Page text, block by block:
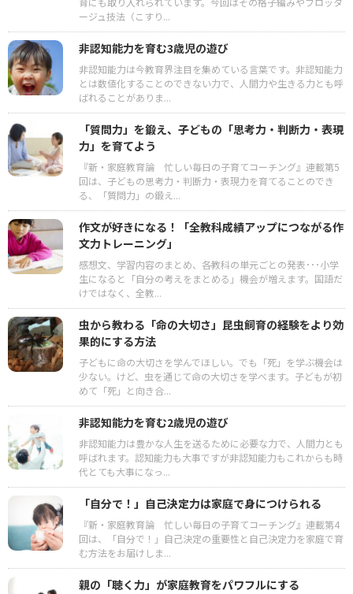
ージュ技法（こすり...
非認知能力を育む3歳児の遊び
非認知能力は今教育界注目を集めている言葉です。非認知能力
とは数値化することのできない力で、人間力や生きる力とも呼
ばれることがありま...
「質問力」を鍛え、子どもの「思考力・判断力・表現
力」を育てよう
『新・家庭教育論 忙しい毎日の子育てコーチング』連載第5
回は、子どもの思考力・判断力・表現力を育てることのでき
る、「質問力」の鍛え...
作文が好きになる！「全教科成績アップにつながる作
文力トレーニング」
感想文、学習内容のまとめ、各教科の単元ごとの発表･･･小学
生になると「自分の考えをまとめる」機会が増えます。国語だ
けではなく、全教...
虫から教わる「命の大切さ」昆虫飼育の経験をより効
果的にする方法
子どもに命の大切さを学んでほしい。でも「死」を学ぶ機会は
少ない。けど、虫を通じて命の大切さを学べます。子どもが初
めて「死」と向き合...
非認知能力を育む2歳児の遊び
非認知能力は豊かな人生を送るために必要な力で、人間力とも
呼ばれます。認知能力も大事ですが非認知能力もこれからも時
代とても大事になっ...
「自分で！」自己決定力は家庭で身につけられる
『新・家庭教育論 忙しい毎日の子育てコーチング』連載第4
回は、「自分で！」自己決定の重要性と自己決定力を家庭で育
む方法をお届けしま...
親の「聴く力」が家庭教育をパワフルにする